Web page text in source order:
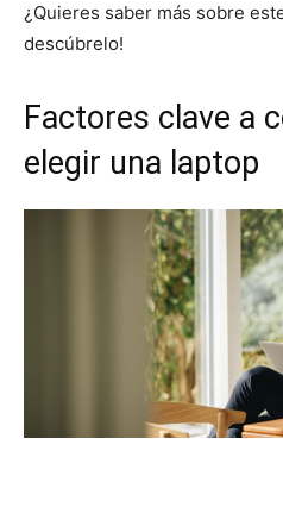
¿Quieres saber más sobre
descúbrelo!
Factores clave a
elegir una laptop